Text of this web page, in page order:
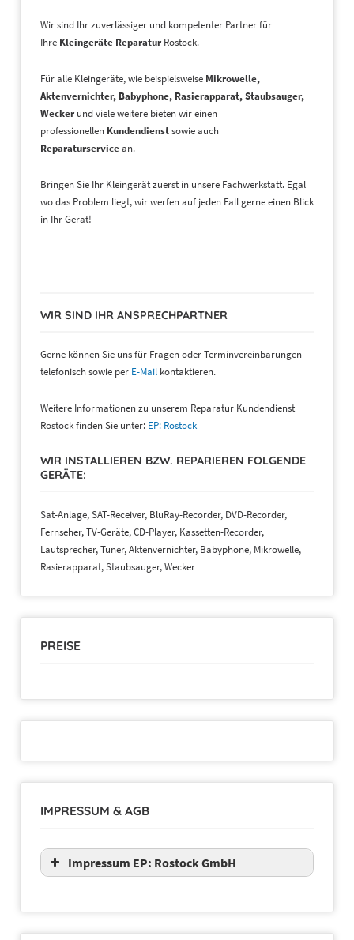
Wir sind Ihr zuverlässiger und kompetenter Partner für
Ihre Kleingeräte Reparatur Rostock.
Für alle Kleingeräte, wie beispielsweise Mikrowelle,
Aktenvernichter, Babyphone, Rasierapparat, Staubsauger,
Wecker und viele weitere bieten wir einen
professionellen Kundendienstsowie auch
Reparaturservicean.
Bringen Sie Ihr Kleingerät zuerst in unsere Fachwerkstatt. Egal
wo das Problem liegt, wir werfen auf jeden Fall gerne einen Blick
in Ihr Gerät!
WIR SIND IHR ANSPRECHPARTNER
Gerne können Sie uns für Fragen oder Terminvereinbarungen
telefonisch sowie per E-Mail kontaktieren.
Weitere Informationen zu unserem Reparatur Kundendienst
Rostock finden Sie unter: EP: Rostock
WIR INSTALLIEREN BZW. REPARIEREN FOLGENDE
GERÄTE:
Sat-Anlage, SAT-Receiver, BluRay-Recorder, DVD-Recorder,
Fernseher, TV-Geräte, CD-Player, Kassetten-Recorder,
Lautsprecher, Tuner, Aktenvernichter, Babyphone, Mikrowelle,
Rasierapparat, Staubsauger, Wecker
PREISE
IMPRESSUM & AGB
Impressum EP: Rostock GmbH